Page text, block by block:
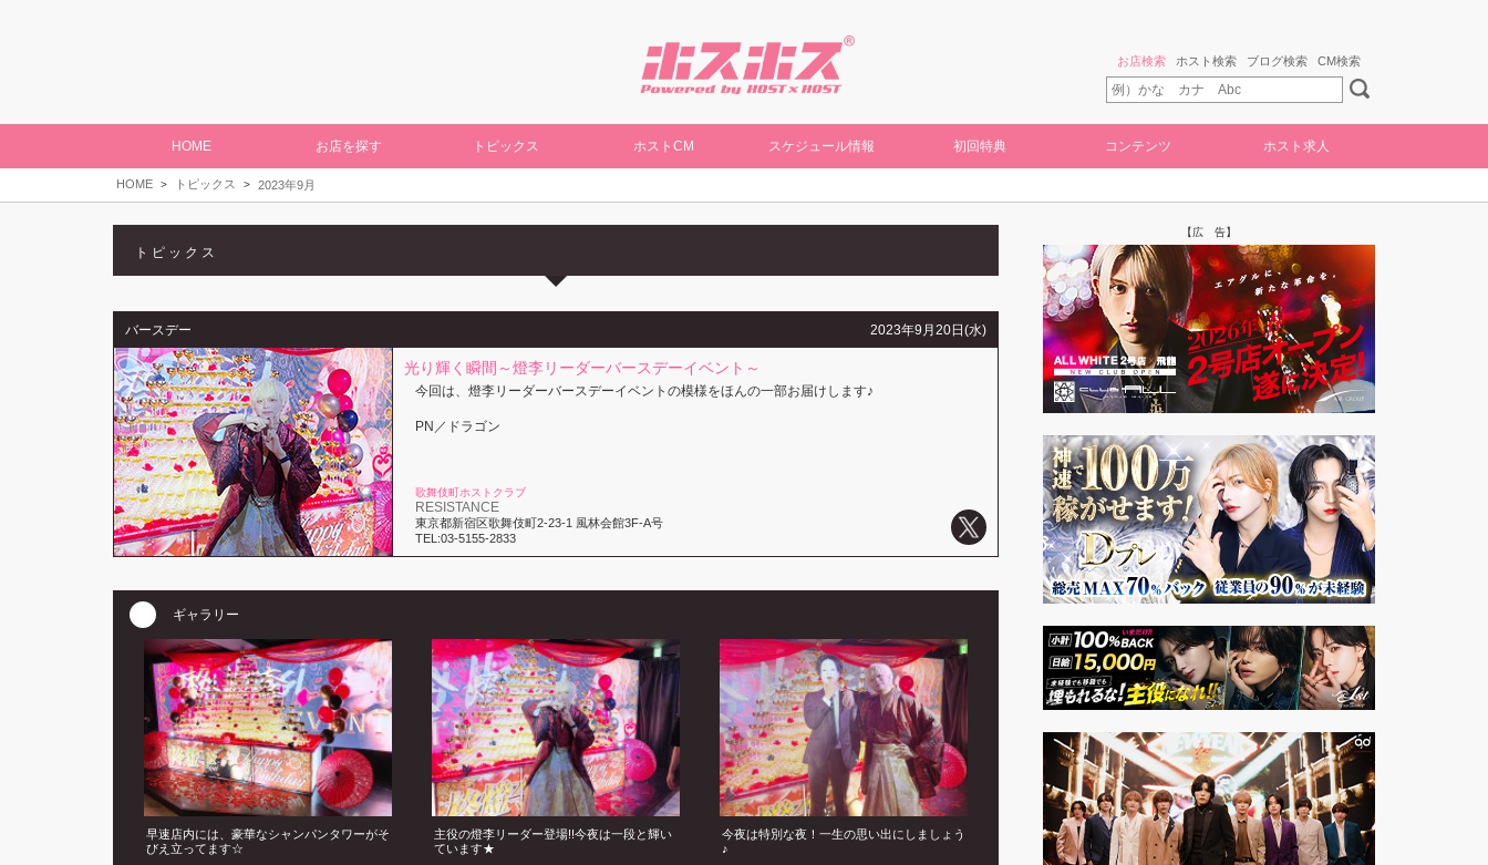
お店検索 ホスト検索 ブログ検索 CM検索
HOME お店を探す トピックス ホストCM スケジュール情報 初回特典 コンテンツ ホスト求人
HOME トピックス 2023年9月
トピックス
バースデー 2023年9月20日(水)
光り輝く瞬間～燈李リーダーバースデーイベント～
今回は、燈李リーダーバースデーイベントの模様をほんの一部お届けします♪
PN／ドラゴン
歌舞伎町ホストクラブ
RESISTANCE
東京都新宿区歌舞伎町2-23-1 風林会館3F-A号
TEL:03-5155-2833
ギャラリー
早速店内には、豪華なシャンパンタワーがそ
びえ立ってます☆
主役の燈李リーダー登場!!今夜は一段と輝い
ています★
今夜は特別な夜！一生の思い出にしましょう
♪
【広 告】